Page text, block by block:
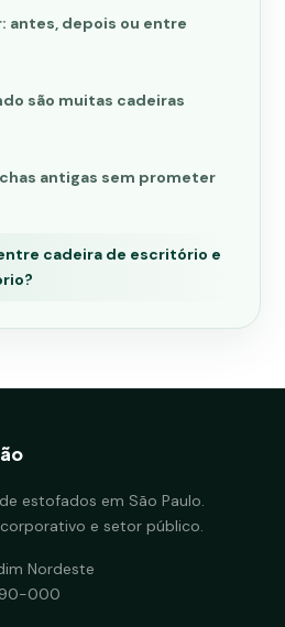
antes, depois ou entre
são muitas cadeiras
antigas sem prometer
cadeira de escritório e
estofados em São Paulo.
e setor público.
Nordeste
000